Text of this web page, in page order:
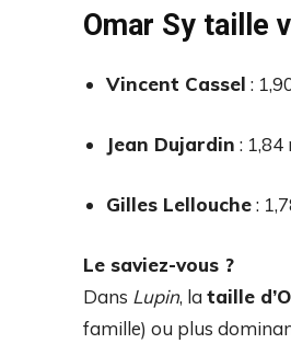
Omar Sy taille
Vincent Cassel :
Jean Dujardin : 1,84
Gilles Lellouche:
Le saviez-vous ?
Dans Lupin, la taille
famille) ou plus